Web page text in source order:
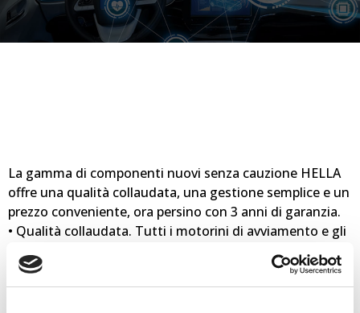
La gamma di componenti nuovi senza cauzione HELLA
offre una qualità collaudata, una gestione semplice e un
prezzo conveniente, ora persino con 3 anni di garanzia.
• Qualità collaudata. Tutti i motorini di avviamento e gli
alternatori soddisfano gli elevati requisiti qualitativi
stabiliti dal Centro di competenze di HELLA e sono
garantiti da un lungo periodo di garanzia.